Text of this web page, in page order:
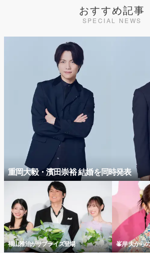
おすすめ記事
SPECIAL NEWS
重岡大毅・濱田崇裕 結婚を同時発表
福山雅治がサプライズ登場 峯岸 夫から